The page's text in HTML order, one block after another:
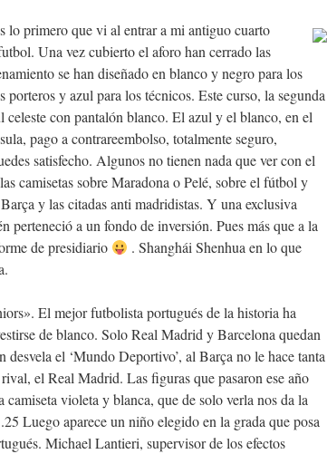
lo primero que vi al entrar a mi antiguo cuarto
Una vez cubierto el aforo han cerrado las
se han diseñado en blanco y negro para los
y azul para los técnicos. Este curso, la segunda
con pantalón blanco. El azul y el blanco, en el
pago a contrareembolso, totalmente seguro,
satisfecho. Algunos no tienen nada que ver con el
camisetas sobre Maradona o Pelé, sobre el fútbol y
y las citadas anti madridistas. Y una exclusiva
a un fondo de inversión. Pues más que a la
de presidiario
. Shanghái Shenhua en lo que
El mejor futbolista portugués de la historia ha
de blanco. Solo Real Madrid y Barcelona quedan
el ‘Mundo Deportivo’, al Barça no le hace tanta
el Real Madrid. Las figuras que pasaron ese año
violeta y blanca, que de solo verla nos da la
Luego aparece un niño elegido en la grada que posa
Michael Lantieri, supervisor de los efectos